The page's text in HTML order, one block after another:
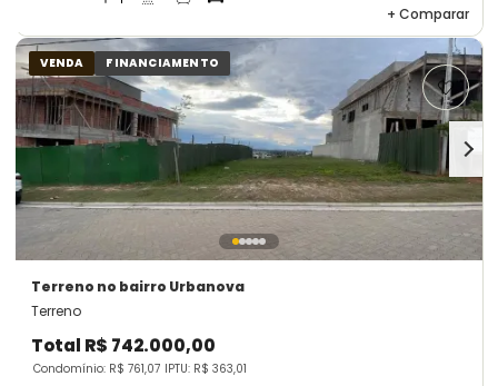
+ Comparar
VENDA FINANCIAMENTO
Terreno no bairro Urbanova
Terreno
Total R$ 742.000,00
Condomínio: R$ 761,07 IPTU: R$ 363,01